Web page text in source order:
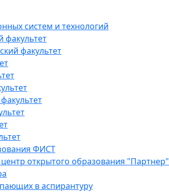
систем и технологий
факультет
факультет
ФИСТ
открытого образования "Партнер"
в аспирантуру